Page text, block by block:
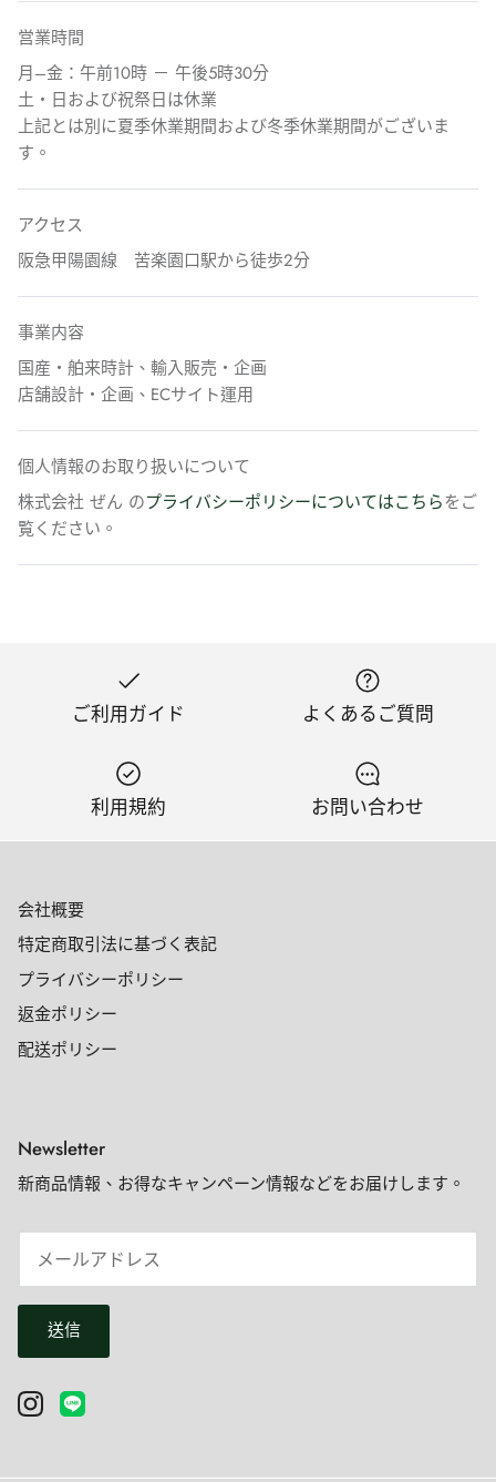
営業時間
月–金：午前10時 － 午後5時30分
土・日および祝祭日は休業
上記とは別に夏季休業期間および冬季休業期間がございま
す。
アクセス
阪急甲陽園線 苦楽園口駅から徒歩2分
事業内容
国産・舶来時計、輸入販売・企画
店舗設計・企画、ECサイト運用
個人情報のお取り扱いについて
株式会社 ぜん のプライバシーポリシーについてはこちらをご
覧ください。
ご利用ガイド よくあるご質問
利用規約 お問い合わせ
会社概要
特定商取引法に基づく表記
プライバシーポリシー
返金ポリシー
配送ポリシー
Newsletter
新商品情報、お得なキャンペーン情報などをお届けします。
送信